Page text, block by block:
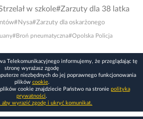
w szkole#Zarzuty dla 38 latka
#Nysa#Zarzuty dla oskarżonego
#Broń pneumatyczna#Opolska Policja
Telekomunikacyjnego informujemy, że przeglądając tę
stronę wyrażasz zgodę
niezbędnych do jej poprawnego funkcjonowania
plików cookie.
cookie znajdziecie Państwo na stronie polityka
prywatności.
wyrazić zgodę i ukryć komunikat.